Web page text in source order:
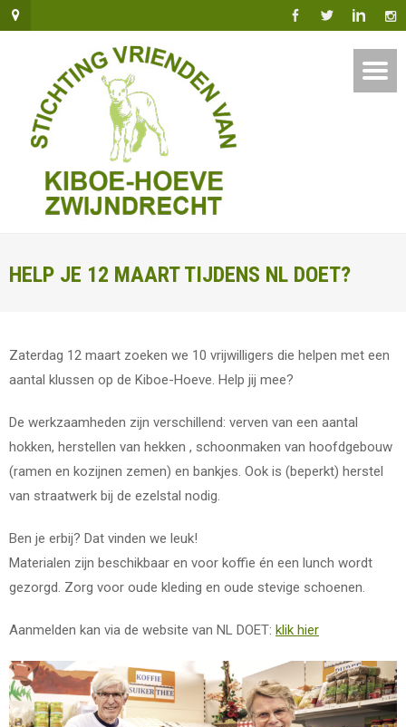
HELP JE 12 MAART TIJDENS NL DOET?
Zaterdag 12 maart zoeken we 10 vrijwilligers die helpen met een
aantal klussen op de Kiboe-Hoeve. Help jij mee?
De werkzaamheden zijn verschillend: verven van een aantal
hokken, herstellen van hekken , schoonmaken van hoofdgebouw
(ramen en kozijnen zemen) en bankjes. Ook is (beperkt) herstel
van straatwerk bij de ezelstal nodig.
Ben je erbij? Dat vinden we leuk!
Materialen zijn beschikbaar en voor koffie én een lunch wordt
gezorgd. Zorg voor oude kleding en oude stevige schoenen.
Aanmelden kan via de website van NL DOET: klik hier